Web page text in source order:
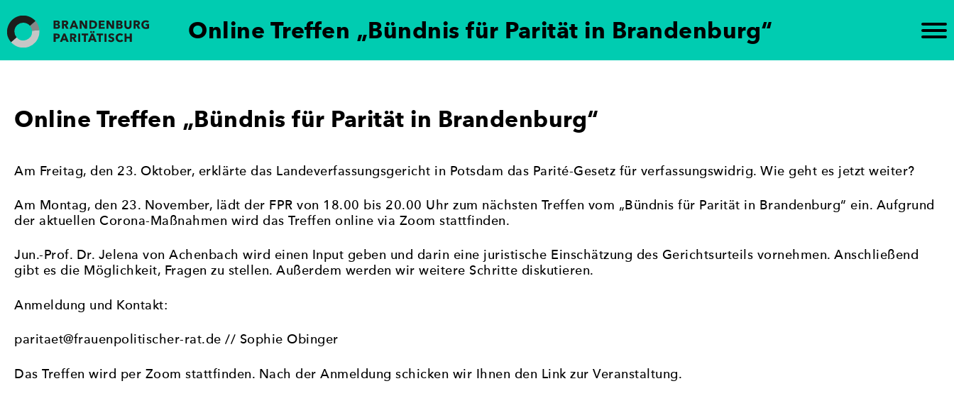
zum
Inhalt
Online Treffen „Bündnis für Parität in Brandenburg“
Online Treffen „Bündnis für Parität in Brandenburg“
Am Freitag, den 23. Oktober, erklärte das Landeverfassungsgericht in Potsdam das Parité-Gesetz für verfassungswidrig. Wie geht es jetzt weiter?
Am Montag, den 23. November, lädt der FPR von 18.00 bis 20.00 Uhr zum nächsten Treffen vom „Bündnis für Parität in Brandenburg“ ein. Aufgrund
der aktuellen Corona-Maßnahmen wird das Treffen online via Zoom stattfinden.
Jun.-Prof. Dr. Jelena von Achenbach wird einen Input geben und darin eine juristische Einschätzung des Gerichtsurteils vornehmen. Anschließend
gibt es die Möglichkeit, Fragen zu stellen. Außerdem werden wir weitere Schritte diskutieren.
Anmeldung und Kontakt:
paritaet@frauenpolitischer-rat.de // Sophie Obinger
Das Treffen wird per Zoom stattfinden. Nach der Anmeldung schicken wir Ihnen den Link zur Veranstaltung.